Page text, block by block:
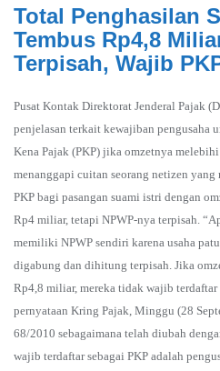
Total Penghasilan
Tembus Rp4,8
Terpisah, Wajib
Pusat Kontak Direktorat Jenderal Pajak
penjelasan terkait kewajiban pengusaha
Kena Pajak (PKP) jika omzetnya
menanggapi cuitan seorang netizen
PKP bagi pasangan suami istri dengan
Rp4 miliar, tetapi NPWP-nya terpisah.
memiliki NPWP sendiri karena usaha
digabung dan dihitung terpisah. Jika
Rp4,8 miliar, mereka tidak wajib terdaftar
pernyataan Kring Pajak, Minggu (28
68/2010 sebagaimana telah diubah
wajib terdaftar sebagai PKP adalah